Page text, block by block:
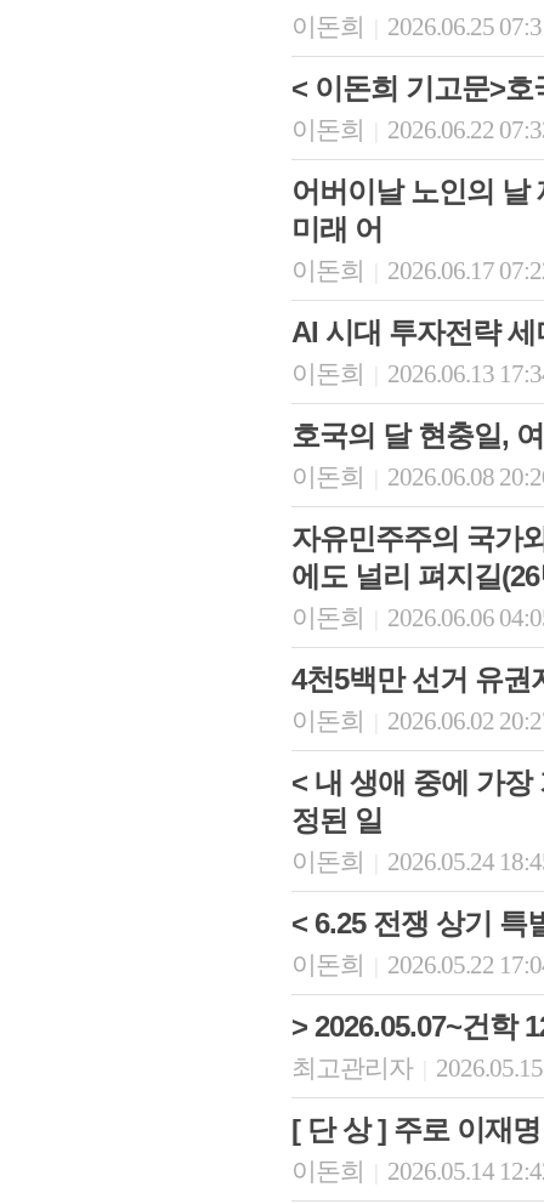
이돈희 2026.06.25
< 이돈희 기고문>
이돈희 2026.06.22
어버이날 노인의 날
미래 어
이돈희 2026.06.17
AI 시대 투자전략
이돈희 2026.06.13
호국의 달 현충일,
이돈희 2026.06.08
자유민주주의 국가
에도 널리 펴지길
이돈희 2026.06.06
4천5백만 선거 유권
이돈희 2026.06.02
< 내 생애 중에 가
정된 일
이돈희 2026.05.24
< 6.25 전쟁 상기 특
이돈희 2026.05.22
> 2026.05.07~건학
최고관리자
[ 단 상 ] 주로 이재
이돈희 2026.05.14